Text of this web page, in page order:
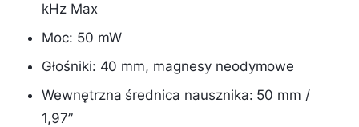
kHz Max
Moc: 50 mW
Głośniki: 40 mm, magnesy neodymowe
Wewnętrzna średnica nausznika: 50 mm /
1,97”